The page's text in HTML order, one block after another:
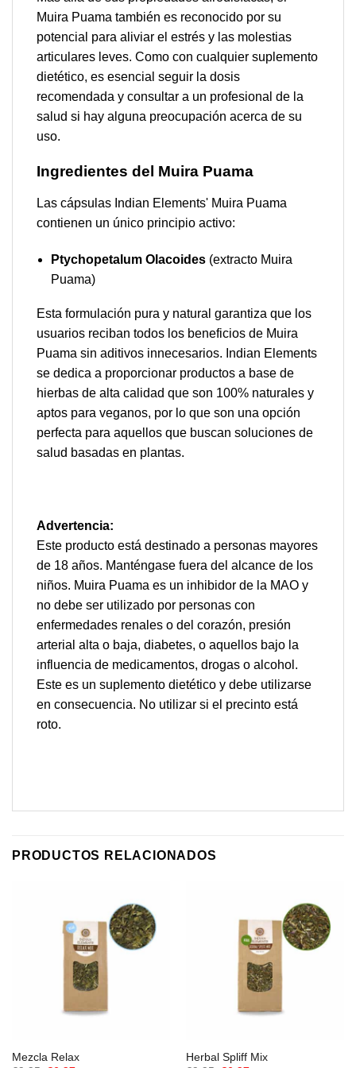
Muira Puama también es reconocido por su
potencial para aliviar el estrés y las molestias
articulares leves. Como con cualquier suplemento
dietético, es esencial seguir la dosis
recomendada y consultar a un profesional de la
salud si hay alguna preocupación acerca de su
uso.
Ingredientes del Muira Puama
Las cápsulas Indian Elements' Muira Puama
contienen un único principio activo:
Ptychopetalum Olacoides (extracto Muira
Puama)
Esta formulación pura y natural garantiza que los
usuarios reciban todos los beneficios de Muira
Puama sin aditivos innecesarios. Indian Elements
se dedica a proporcionar productos a base de
hierbas de alta calidad que son 100% naturales y
aptos para veganos, por lo que son una opción
perfecta para aquellos que buscan soluciones de
salud basadas en plantas.
Advertencia:
Este producto está destinado a personas mayores
de 18 años. Manténgase fuera del alcance de los
niños. Muira Puama es un inhibidor de la MAO y
no debe ser utilizado por personas con
enfermedades renales o del corazón, presión
arterial alta o baja, diabetes, o aquellos bajo la
influencia de medicamentos, drogas o alcohol.
Este es un suplemento dietético y debe utilizarse
en consecuencia. No utilizar si el precinto está
roto.
PRODUCTOS RELACIONADOS
Mezcla Relax
Herbal Spliff Mix